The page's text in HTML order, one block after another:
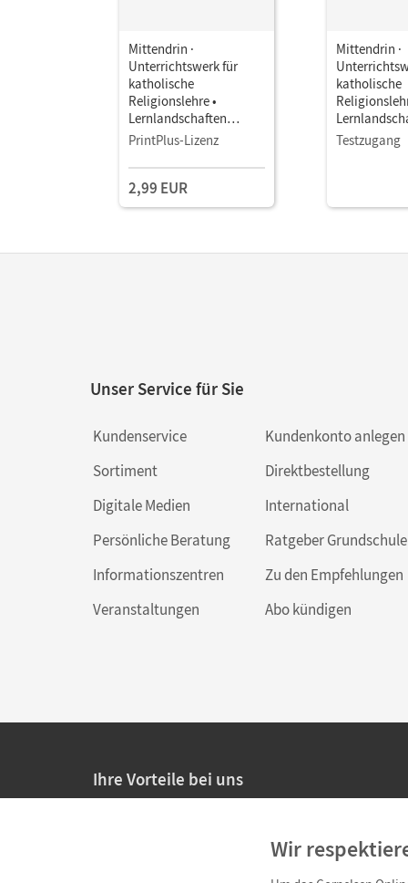
Mittendrin ·
Unterrichtswerk für
katholische
Religionslehre •
Lernlandschaften
Religion
ufe I - Ausgabe N · Band
1: 5./6. Schuljahr •
Schulbuch als E-Book
PrintPlus-Lizenz
2,99 EUR
Mittendrin ·
katholische
Religion
Schulbuch
Testzugang
Unser Service für Sie
Kundenservice
Sortiment
Digitale Medien
Persönliche Beratung
Informationszentren
Veranstaltungen
Kundenkonto anlegen
Direktbestellung
International
Ratgeber Grundschule
Zu den Empfehlungen
Abo kündigen
Ihre Vorteile bei uns
Persönliche Angebote für Lehrkräfte
Wir